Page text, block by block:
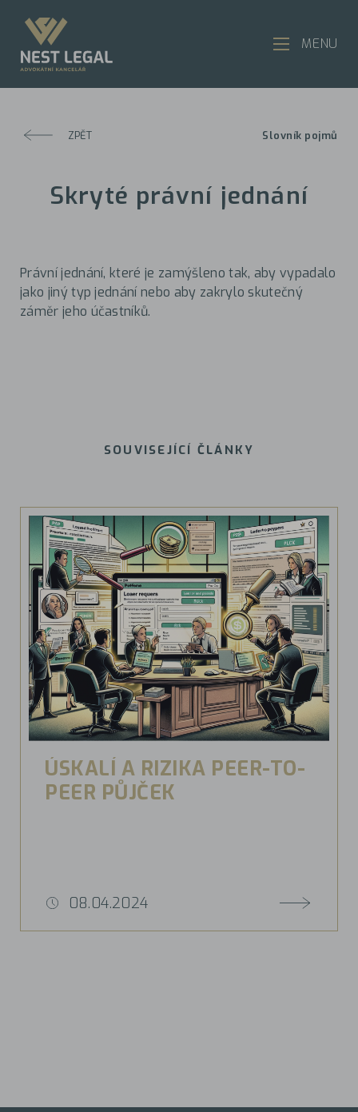
ZPĚT Slovník pojmů
Skryté právní jednání
Právní jednání, které je zamýšleno tak, aby vypadalo
jako jiný typ jednání nebo aby zakrylo skutečný
záměr jeho účastníků.
SOUVISEJÍCÍ ČLÁNKY
ÚSKALÍ A RIZIKA PEER-TO-
PEER PŮJČEK
08.04.2024
MENU